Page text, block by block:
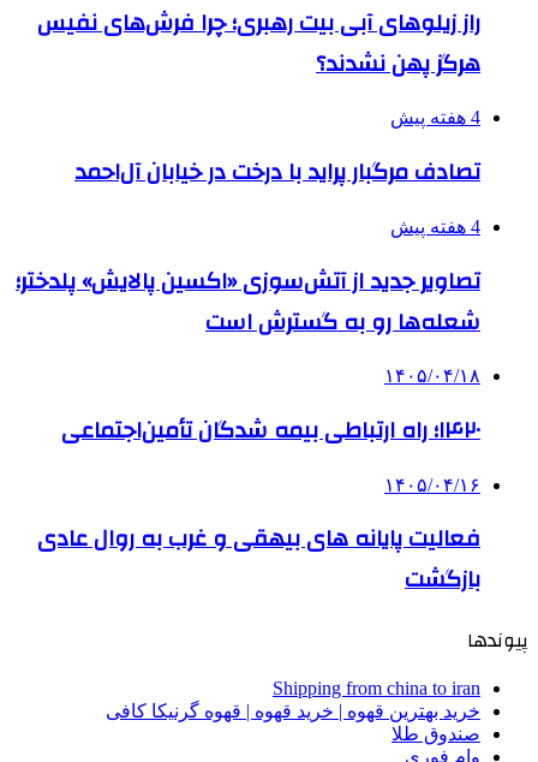
راز زیلوهای آبی بیت رهبری؛ چرا فرش‌های نفیس
هرگز پهن نشدند؟
4 هفته پیش
تصادف مرگبار پراید با درخت در خیابان آل‌احمد
4 هفته پیش
تصاویر جدید از آتش‌سوزی «اکسین پالایش» پلدختر؛
شعله‌ها رو به گسترش است
۱۴۰۵/۰۴/۱۸
۱۴۲۰؛ راه ارتباطی بیمه شدگان تأمین‌اجتماعی
۱۴۰۵/۰۴/۱۶
فعالیت پایانه های بیهقی و غرب به روال عادی
بازگشت
پیوندها
Shipping from china to iran
خرید بهترین قهوه | خرید قهوه | قهوه گرنیکا کافی
صندوق طلا
وام فوری